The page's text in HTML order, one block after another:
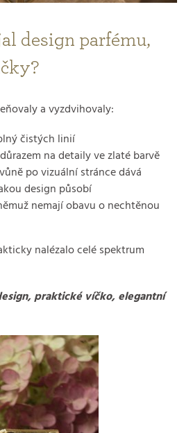
design parfému,
a vyzdvihovaly:
čistých linií
na detaily ve zlaté barvě
po vizuální stránce dává
design působí
nemají obavu o nechtěnou
nalézalo celé spektrum
praktické víčko, elegantní